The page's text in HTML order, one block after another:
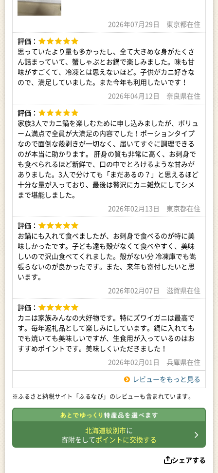
【申込期日】
【注意書き】
※商品コード: 26-30
アレルギー表示：かに ごま 大豆 豚肉
キーワード：｜1kg 1000g ズワイ ガニ 蟹 カニ かにしゃぶ 鍋 カ
ニ鍋 天ぷら グラタン ポーション グルメ 海鮮食品 食品 冷凍 返
礼品 故郷 納税 北海道 紋別市
事業者：（株）本間水産
2026年07月29日 東京都在住
評価：
思っていたより量も多かったし、全て大きめな身がたくさ
ん詰まっていて、蟹しゃぶとお鍋で楽しみました。味も甘
味がすごくて、冷凍とは思えないほど。子供がカニ好きな
ので、満足していました。また今年も利用したいです！
2026年04月12日 奈良県在住
評価：
家族3人でカニ鍋を楽しむために申し込みましたが、ボリュ
ーム満点で全員が大満足の内容でした！ポーションタイプ
なので面倒な殻剥きが一切なく、届いてすぐに調理できる
のが本当に助かります。 肝身の質も非常に高く、お刺身で
も食べられるほど新鮮で、口の中でとろけるような甘みが
ありました。3人で分けても「まだあるの？」と思えるほど
十分な量が入っており、最後は贅沢にカニ雑炊にしてシメ
まで堪能しました。
2026年02月13日 東京都在住
評価：
お鍋にも入れて食べましたが、お刺身で食べるのが特に美
味しかったです。子ども達も殻がなくて食べやすく、美味
しいので沢山食べてくれました。殻がない分 冷凍庫でも嵩
張らないのが良かったです。また、来年も寄付したいと思
います。
2026年02月07日 滋賀県在住
評価：
カニは家族みんなの大好物です。特にズワイガニは最高で
す。毎年返礼品として楽しみにしています。鍋に入れても
でも焼いても美味しいですが、生食用が入っているのはお
すすめポイントです。美味しくいただきました！
2026年02月01日 兵庫県在住
レビューをもっと見る
※ふるさと納税サイト「ふるなび」のレビューも含まれています。
北海道紋別市に
寄附をしてポイントに交換する
シェアする